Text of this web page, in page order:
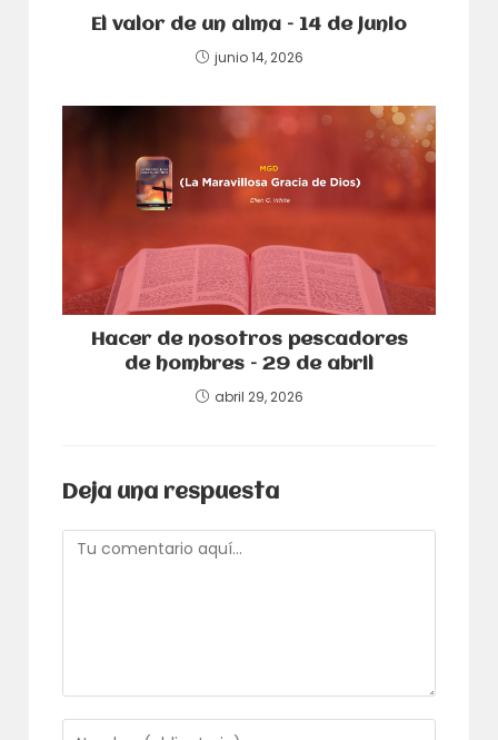
El valor de un alma – 14 de junio
junio 14, 2026
Hacer de nosotros pescadores
de hombres – 29 de abril
abril 29, 2026
Deja una respuesta
Comentario